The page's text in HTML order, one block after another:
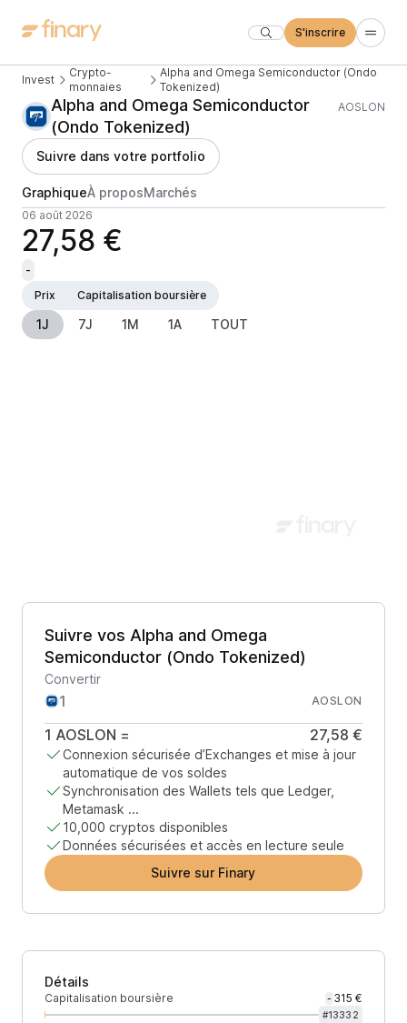
S'inscrire
Invest
Crypto-
monnaies
Alpha and Omega Semiconductor (Ondo
Tokenized)
Alpha and Omega Semiconductor
(Ondo Tokenized)
AOSLON
Suivre dans votre portfolio
GraphiqueÀ proposMarchés
06 août 2026
27,58 €
-
Prix
Capitalisation boursière
1J 7J 1M 1A TOUT
Suivre vos Alpha and Omega
Semiconductor (Ondo Tokenized)
Convertir
AOSLON
1 AOSLON = 27,58 €
Connexion sécurisée d’Exchanges et mise à jour
automatique de vos soldes
Synchronisation des Wallets tels que Ledger,
Metamask ...
10,000 cryptos disponibles
Données sécurisées et accès en lecture seule
Suivre sur Finary
Détails
Capitalisation boursière - 315 €
#13332